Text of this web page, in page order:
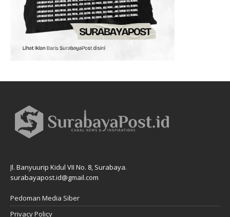
Jl. Banyuurip Kidul VII No. 8, Surabaya.
surabayapost.id@gmail.com
Pedoman Media Siber
Privacy Policy